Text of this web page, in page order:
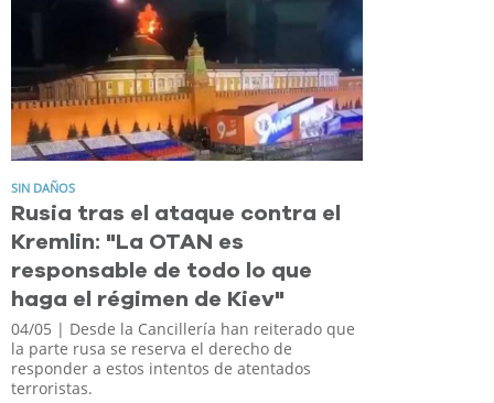
SIN DAÑOS
Rusia tras el ataque contra el
Kremlin: "La OTAN es
responsable de todo lo que
haga el régimen de Kiev"
04/05 | Desde la Cancillería han reiterado que
la parte rusa se reserva el derecho de
responder a estos intentos de atentados
terroristas.